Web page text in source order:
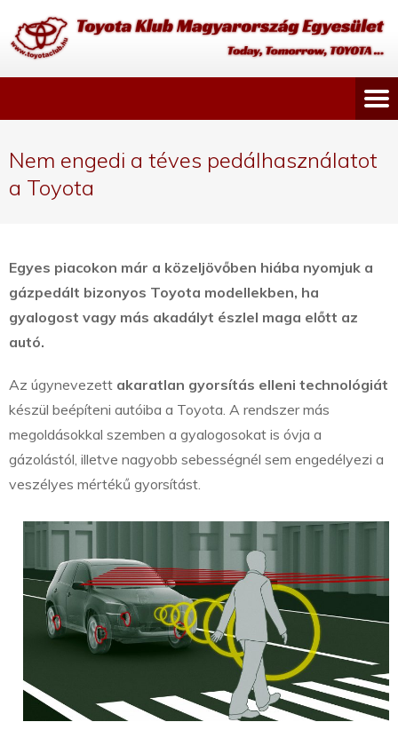
Nem engedi a téves pedálhasználatot
a Toyota
Egyes piacokon már a közeljövőben hiába nyomjuk a
gázpedált bizonyos Toyota modellekben, ha
gyalogost vagy más akadályt észlel maga előtt az
autó.
Az úgynevezett akaratlan gyorsítás elleni technológiát
készül beépíteni autóiba a Toyota. A rendszer más
megoldásokkal szemben a gyalogosokat is óvja a
gázolástól, illetve nagyobb sebességnél sem engedélyezi a
veszélyes mértékű gyorsítást.